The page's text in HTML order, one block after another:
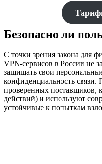
Безопасно ли
С точки зрения закона для
VPN-сервисов в России не
защищать свои
конфиденциальность
проверенных поставщиков,
действий) и используют
устойчивые к попыткам